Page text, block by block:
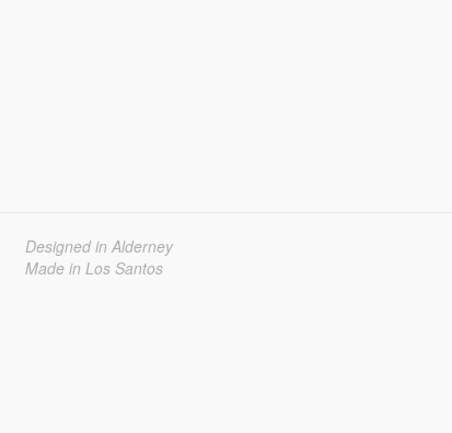
Designed in Alderney
Made in Los Santos